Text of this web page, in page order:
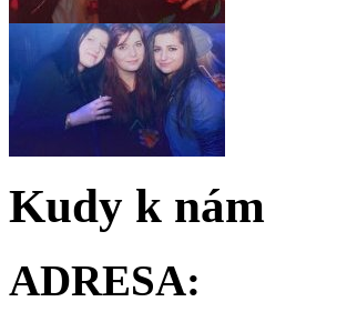
Kudy k nám
ADRESA: